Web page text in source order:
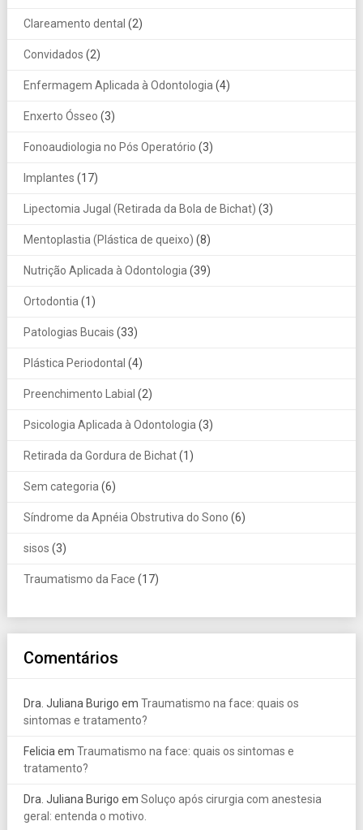
Clareamento dental (2)
Convidados (2)
Enfermagem Aplicada à Odontologia (4)
Enxerto Ósseo (3)
Fonoaudiologia no Pós Operatório (3)
Implantes (17)
Lipectomia Jugal (Retirada da Bola de Bichat) (3)
Mentoplastia (Plástica de queixo) (8)
Nutrição Aplicada à Odontologia (39)
Ortodontia (1)
Patologias Bucais (33)
Plástica Periodontal (4)
Preenchimento Labial (2)
Psicologia Aplicada à Odontologia (3)
Retirada da Gordura de Bichat(1)
Sem categoria (6)
Síndrome da Apnéia Obstrutiva do Sono (6)
sisos (3)
Traumatismo da Face (17)
Comentários
Dra. Juliana Burigo em Traumatismo na face: quais os
sintomas e tratamento?
Felicia em Traumatismo na face: quais os sintomas e
tratamento?
Dra. Juliana Burigo em Soluço após cirurgia com anestesia
geral: entenda o motivo.